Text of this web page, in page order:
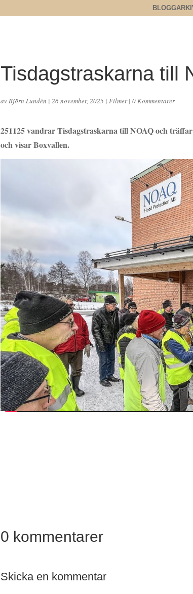
Tisdagstraskarna till
avBjörn Lundén |26 november, 2025 |Filmer|0 Kommentarer
251125 vandrar Tisdagstraskarna till NOAQ och
och visar Boxvallen.
0 kommentarer
Skicka en kommentar